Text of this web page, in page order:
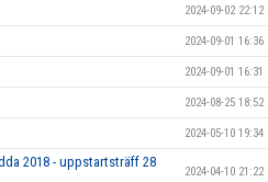
2024-09-02 22:12
2024-09-01 16:36
2024-09-01 16:31
2024-08-25 18:52
2024-05-10 19:34
2018 - uppstartsträff 28
2024-04-10 21:22